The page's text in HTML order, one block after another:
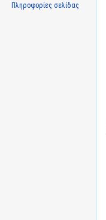
Πληροφορίες σελίδας